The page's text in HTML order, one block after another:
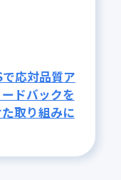
応対品質ア
ドバックを
取り組みに